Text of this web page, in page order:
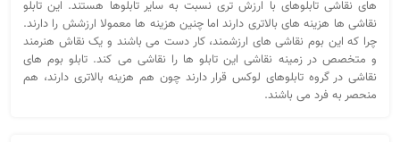
های نقاشی تابلوهای با ارزش تری نسبت به سایر تابلوها هستند. این تابلو
نقاشی ها هزینه های بالاتری دارند اما چنین هزینه ها معمولا ارزشش را دارند.
چرا که این بوم نقاشی های ارزشمند، کار دست می باشند و یک نقاش هنرمند
و متخصص در زمینه نقاشی این تابلو ها را نقاشی می کند. تابلو بوم های
نقاشی در گروه تابلوهای لوکس قرار دارند چون هم هزینه بالاتری دارند، هم
منحصر به فرد می باشند.